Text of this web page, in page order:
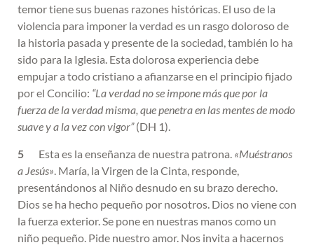
temor tiene sus buenas razones históricas. El uso de la
violencia para imponer la verdad es un rasgo doloroso de
la historia pasada y presente de la sociedad, también lo ha
sido para la Iglesia. Esta dolorosa experiencia debe
empujar a todo cristiano a afianzarse en el principio fijado
por el Concilio: “La verdad no se impone más que por la
fuerza de la verdad misma, que penetra en las mentes de modo
suave y a la vez con vigor”(DH 1).
5 Esta es la enseñanza de nuestra patrona. «Muéstranos
a Jesús» . María, la Virgen de la Cinta, responde,
presentándonos al Niño desnudo en su brazo derecho.
Dios se ha hecho pequeño por nosotros. Dios no viene con
la fuerza exterior. Se pone en nuestras manos como un
niño pequeño. Pide nuestro amor. Nos invita a hacernos